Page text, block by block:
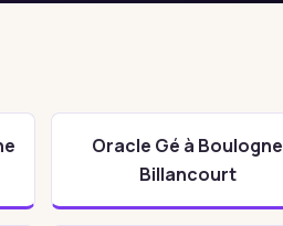
Oracle Gé à Boulogne
Billancourt